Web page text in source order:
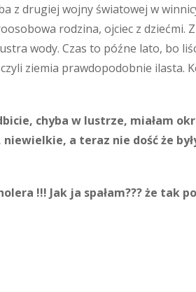
z drugiej wojny światowej w
rodzina, ojciec z dziećmi.
wody. Czas to późne lato, bo
czyli ziemia prawdopodobnie ilasta.
chyba w lustrze, miałam
a teraz nie dość że
!!! Jak ja spałam??? że tak